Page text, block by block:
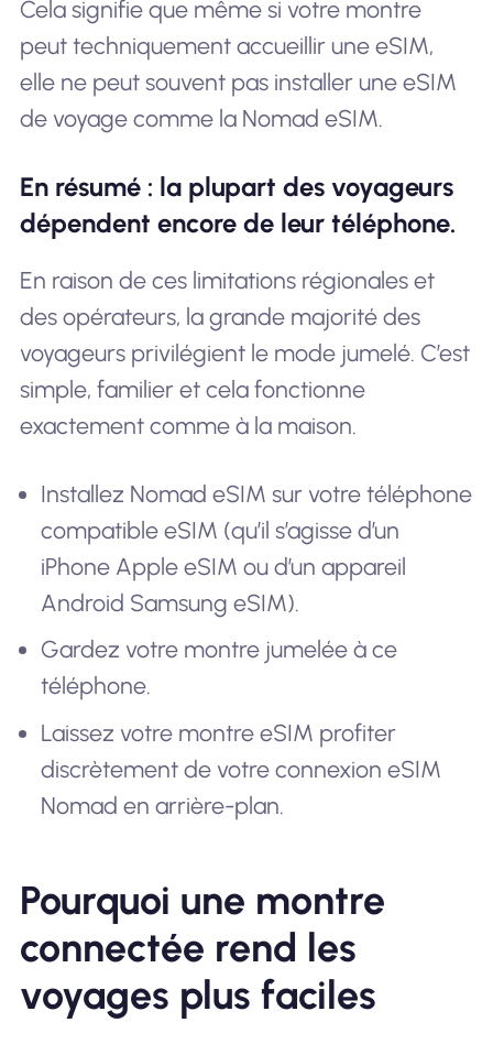
Cela signifie que même si votre montre
peut techniquement accueillir une eSIM,
elle ne peut souvent pas installer une eSIM
de voyage comme la Nomad eSIM.
En résumé : la plupart des voyageurs
dépendent encore de leur téléphone.
En raison de ces limitations régionales et
des opérateurs, la grande majorité des
voyageurs privilégient le mode jumelé. C’est
simple, familier et cela fonctionne
exactement comme à la maison.
Installez Nomad eSIM sur votre téléphone
compatible eSIM (qu’il s’agisse d’un
iPhone Apple eSIM ou d’un appareil
Android Samsung eSIM).
Gardez votre montre jumelée à ce
téléphone.
Laissez votre montre eSIM profiter
discrètement de votre connexion eSIM
Nomad en arrière-plan.
Pourquoi une montre
connectée rend les
voyages plus faciles